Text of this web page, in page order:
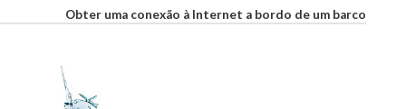
Obter uma conexão à Internet a bordo de um barco